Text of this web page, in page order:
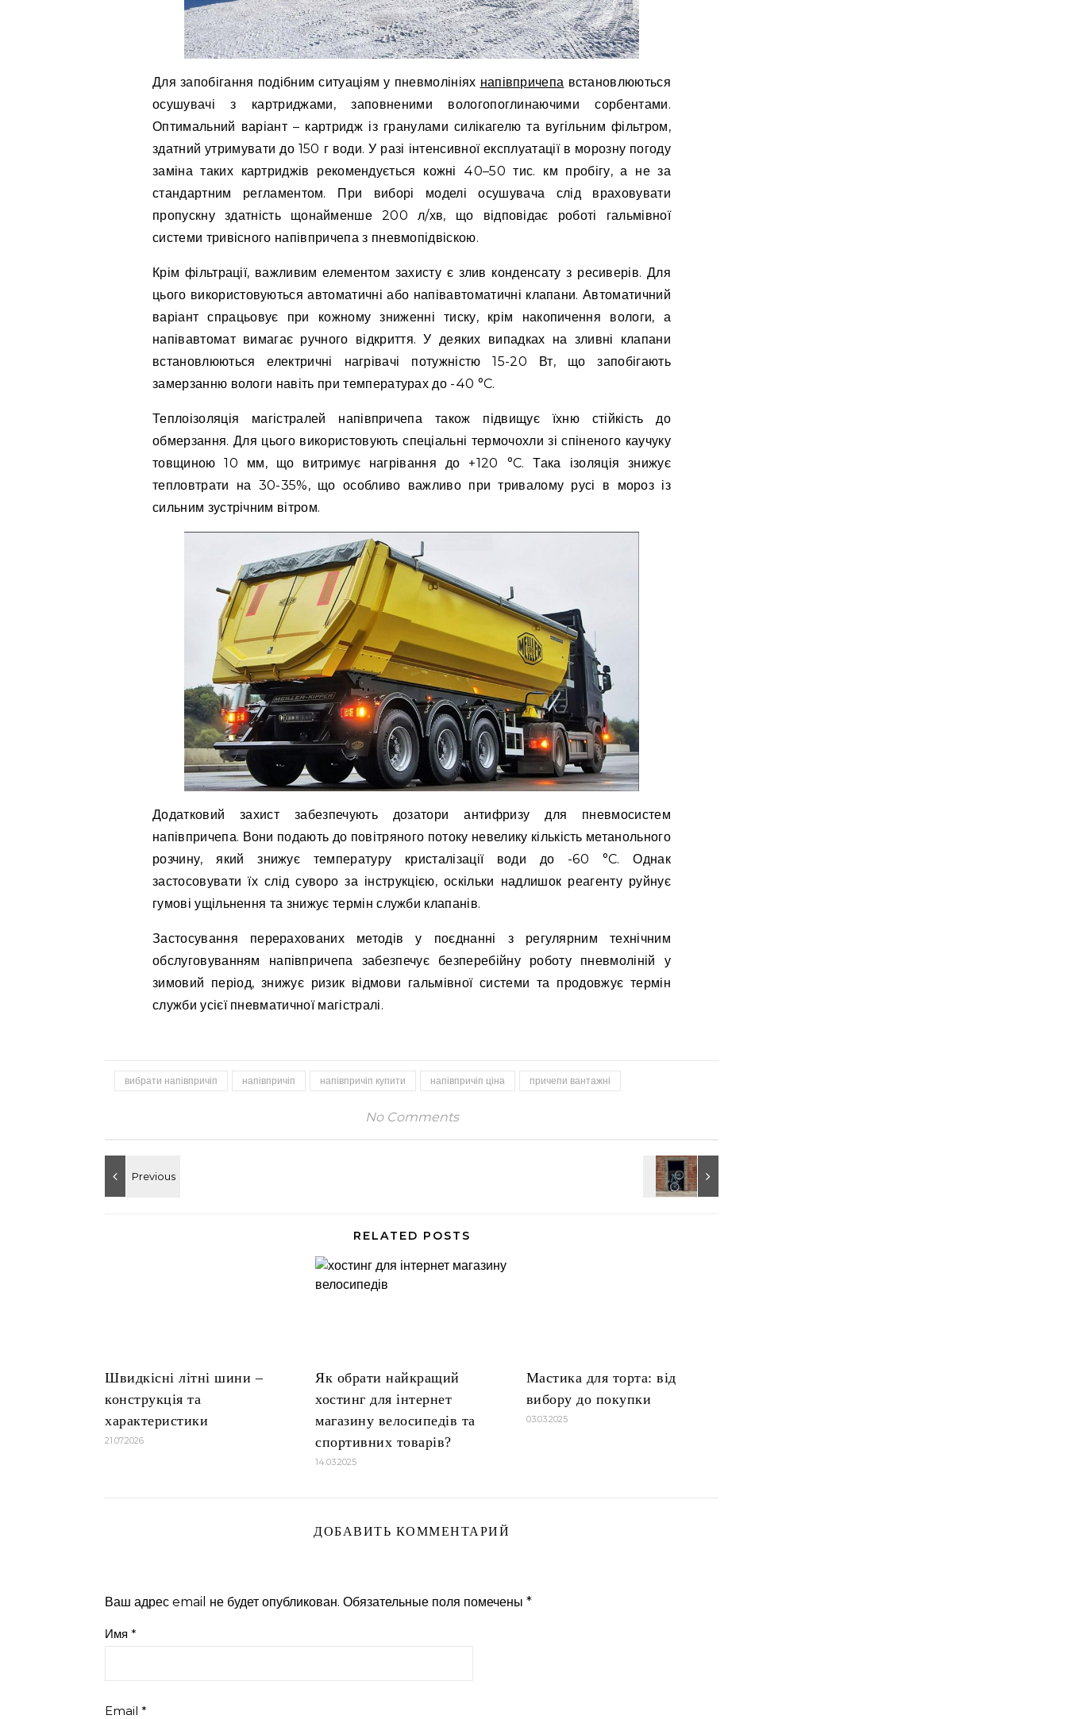
Для запобігання подібним ситуаціям у пневмолініях напівпричепа встановлюються
осушувачі з картриджами, заповненими вологопоглинаючими сорбентами.
Оптимальний варіант – картридж із гранулами силікагелю та вугільним фільтром,
здатний утримувати до 150 г води. У разі інтенсивної експлуатації в морозну погоду
заміна таких картриджів рекомендується кожні 40–50 тис. км пробігу, а не за
стандартним регламентом. При виборі моделі осушувача слід враховувати
пропускну здатність щонайменше 200 л/хв, що відповідає роботі гальмівної
системи тривісного напівпричепа з пневмопідвіскою.
Крім фільтрації, важливим елементом захисту є злив конденсату з ресиверів. Для
цього використовуються автоматичні або напівавтоматичні клапани. Автоматичний
варіант спрацьовує при кожному зниженні тиску, крім накопичення вологи, а
напівавтомат вимагає ручного відкриття. У деяких випадках на зливні клапани
встановлюються електричні нагрівачі потужністю 15-20 Вт, що запобігають
замерзанню вологи навіть при температурах до -40 °C.
Теплоізоляція магістралей напівпричепа також підвищує їхню стійкість до
обмерзання. Для цього використовують спеціальні термочохли зі спіненого каучуку
товщиною 10 мм, що витримує нагрівання до +120 °C. Така ізоляція знижує
тепловтрати на 30-35%, що особливо важливо при тривалому русі в мороз із
сильним зустрічним вітром.
Додатковий захист забезпечують дозатори антифризу для пневмосистем
напівпричепа. Вони подають до повітряного потоку невелику кількість метанольного
розчину, який знижує температуру кристалізації води до -60 °C. Однак
застосовувати їх слід суворо за інструкцією, оскільки надлишок реагенту руйнує
гумові ущільнення та знижує термін служби клапанів.
Застосування перерахованих методів у поєднанні з регулярним технічним
обслуговуванням напівпричепа забезпечує безперебійну роботу пневмоліній у
зимовий період, знижує ризик відмови гальмівної системи та продовжує термін
служби усієї пневматичної магістралі.
вибрати напівпричіп напівпричіп напівпричіп купити напівпричіп ціна причепи вантажні
No Comments
RELATED POSTS
Швидкісні літні шини –
конструкція та
характеристики
21.07.2026
Як обрати найкращий
хостинг для інтернет
магазину велосипедів та
спортивних товарів?
14.03.2025
Мастика для торта: від
вибору до покупки
03.03.2025
ДОБАВИТЬ КОММЕНТАРИЙ
Ваш адрес email не будет опубликован. Обязательные поля помечены *
Имя *
Email *